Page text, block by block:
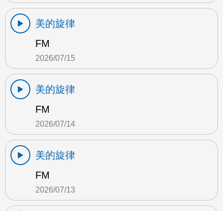
美的旋律
FM
2026/07/15
美的旋律
FM
2026/07/14
美的旋律
FM
2026/07/13